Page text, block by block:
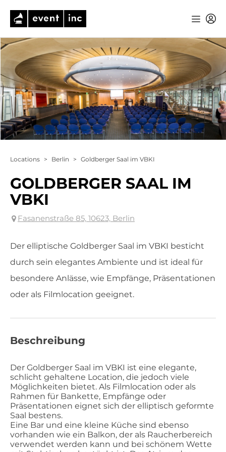
Locations > Berlin > Goldberger Saal im VBKI
GOLDBERGER SAAL IM
VBKI
Fasanenstraße 85, 10623, Berlin
Der elliptische Goldberger Saal im VBKI besticht
durch sein elegantes Ambiente und ist ideal für
besondere Anlässe, wie Empfänge, Präsentationen
oder als Filmlocation geeignet.
Beschreibung
Der Goldberger Saal im VBKI ist eine elegante,
schlicht gehaltene Location, die jedoch viele
Möglichkeiten bietet. Als Filmlocation oder als
Rahmen für Bankette, Empfänge oder
Präsentationen eignet sich der elliptisch geformte
Saal bestens.
Eine Bar und eine kleine Küche sind ebenso
vorhanden wie ein Balkon, der als Raucherbereich
verwendet werden kann und bei schönem Wette